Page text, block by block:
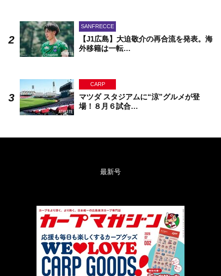
SANFRECCE
【J1広島】大迫敬介の再合流を発表。海
外移籍は一転…
CARP
マツダ スタジアムに“涼”グルメが登
場！８月６試合…
最新号